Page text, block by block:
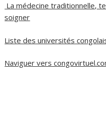
La médecine traditionnelle,
soigner
Liste des universités
Naviguer vers